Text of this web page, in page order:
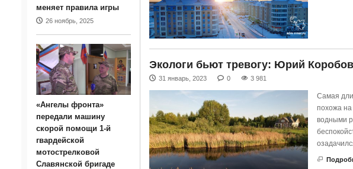
Экологи бьют тревогу: Юрий
31 январь, 2023 0 3 981
Самая
похожа
водными
меняет правила игры
26 ноябрь, 2025
«Ангелы фронта»
передали машину
скорой помощи 1-й
гвардейской
мотострелковой
Славянской бригаде